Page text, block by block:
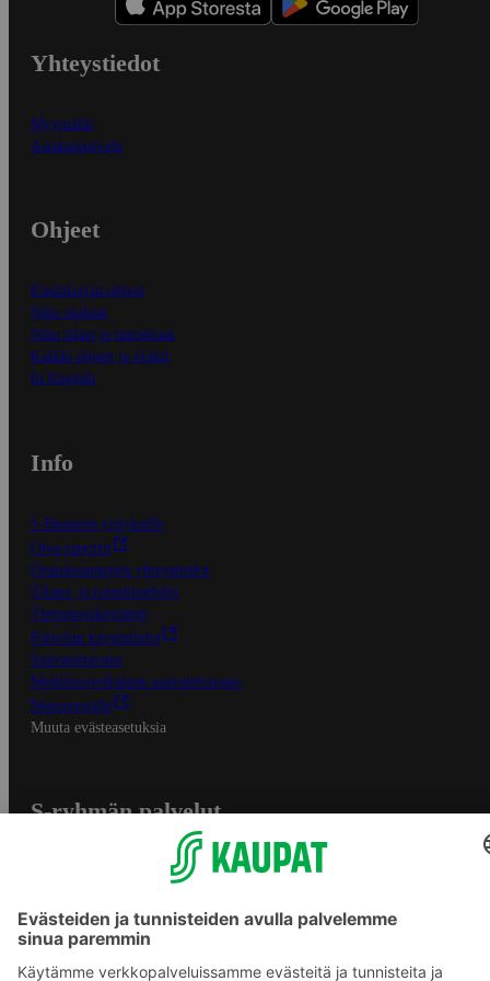
Yhteystiedot
Myymälät
Asiakaspalvelu
Ohjeet
Ensitilaajan ohjeet
Näin maksat
Näin tilaat ja muokkaat
Kaikki ohjeet ja vinkit
In English
Info
S-Business yrityksille
Oiva-raportit
Osuuskauppojen yhteystiedot
Tilaus- ja toimitusehdot
Tietosuojakäytäntö
Palvelun käyttöehdot
Saavutettavuus
Mobiilisovelluksen saavutettavuus
Mainostajalle
Muuta evästeasetuksia
S-ryhmän palvelut
Yhteishyvä Ruoka -sovellus
S-ostoslista -sovellus
Prisma.fi